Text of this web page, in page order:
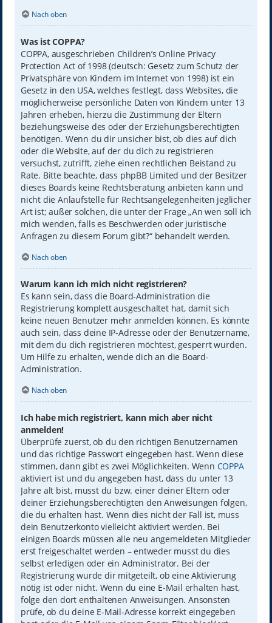
Nach oben
Was ist COPPA?
COPPA, ausgeschrieben Children’s Online Privacy
Protection Act of 1998 (deutsch: Gesetz zum Schutz der
Privatsphäre von Kindern im Internet von 1998) ist ein
Gesetz in den USA, welches festlegt, dass Websites, die
möglicherweise persönliche Daten von Kindern unter 13
Jahren erheben, hierzu die Zustimmung der Eltern
beziehungsweise des oder der Erziehungsberechtigten
benötigen. Wenn du dir unsicher bist, ob dies auf dich
oder die Website, auf der du dich zu registrieren
versuchst, zutrifft, ziehe einen rechtlichen Beistand zu
Rate. Bitte beachte, dass phpBB Limited und der Besitzer
dieses Boards keine Rechtsberatung anbieten kann und
nicht die Anlaufstelle für Rechtsangelegenheiten jeglicher
Art ist; außer solchen, die unter der Frage „An wen soll ich
mich wenden, falls es Beschwerden oder juristische
Anfragen zu diesem Forum gibt?“ behandelt werden.
Nach oben
Warum kann ich mich nicht registrieren?
Es kann sein, dass die Board-Administration die
Registrierung komplett ausgeschaltet hat, damit sich
keine neuen Benutzer mehr anmelden können. Es könnte
auch sein, dass deine IP-Adresse oder der Benutzername,
mit dem du dich registrieren möchtest, gesperrt wurden.
Um Hilfe zu erhalten, wende dich an die Board-
Administration.
Nach oben
Ich habe mich registriert, kann mich aber nicht
anmelden!
Überprüfe zuerst, ob du den richtigen Benutzernamen
und das richtige Passwort eingegeben hast. Wenn diese
stimmen, dann gibt es zwei Möglichkeiten. Wenn COPPA
aktiviert ist und du angegeben hast, dass du unter 13
Jahre alt bist, musst du bzw. einer deiner Eltern oder
deiner Erziehungsberechtigten den Anweisungen folgen,
die du erhalten hast. Wenn dies nicht der Fall ist, muss
dein Benutzerkonto vielleicht aktiviert werden. Bei
einigen Boards müssen alle neu angemeldeten Mitglieder
erst freigeschaltet werden – entweder musst du dies
selbst erledigen oder ein Administrator. Bei der
Registrierung wurde dir mitgeteilt, ob eine Aktivierung
nötig ist oder nicht. Wenn du eine E-Mail erhalten hast,
folge den dort enthaltenen Anweisungen. Ansonsten
prüfe, ob du deine E-Mail-Adresse korrekt eingegeben